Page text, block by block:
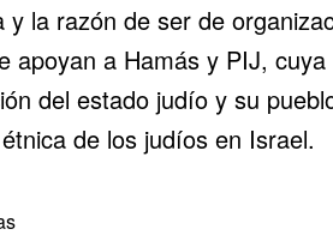
y la razón de ser de
apoyan a Hamás y PIJ,
del estado judío y su
de los judíos en Israel.